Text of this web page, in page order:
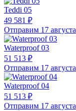
Teddi 05
49 581 ₽
Отправим 17 августа
Waterproof 03
51 513 ₽
Отправим 17 августа
Waterproof 04
51 513 ₽
Отправим 17 августа